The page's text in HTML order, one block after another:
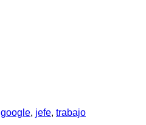
google, jefe, trabajo